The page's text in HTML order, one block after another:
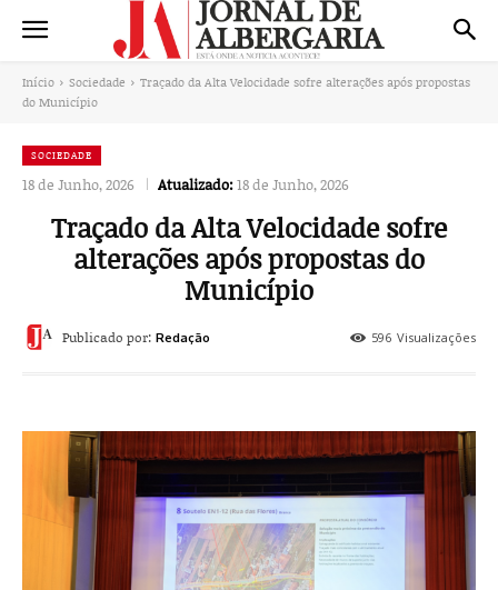
Início Sociedade
Traçado da Alta Velocidade sofre alterações após propostas
do Município
SOCIEDADE
18 de Junho, 2026 Atualizado:18 de Junho, 2026
Traçado da Alta Velocidade sofre
alterações após propostas do
Município
596 Visualizações
Publicado por: Redação